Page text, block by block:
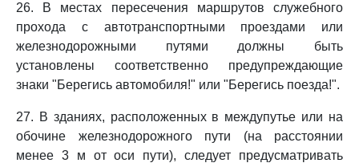
26. В местах пересечения маршрутов служебного
прохода с автотранспортными проездами или
железнодорожными путями должны быть
установлены соответственно предупреждающие
знаки "Берегись автомобиля!" или "Берегись поезда!".
27. В зданиях, расположенных в междупутье или на
обочине железнодорожного пути (на расстоянии
менее 3 м от оси пути), следует предусматривать